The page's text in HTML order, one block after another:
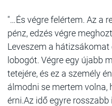
"…És végre felértem. Az a
pénz, edzés végre
Leveszem a
lobogót. Végre egy újabb
tetejére, és ez a személy
álmodni se mertem volna,
érni.Az idő egyre